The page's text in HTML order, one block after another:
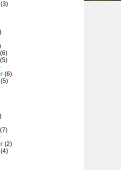
(3)
(6)
(5)
(6)
(5)
(7)
(2)
(4)